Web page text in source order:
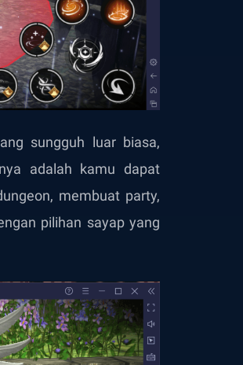
sungguh luar biasa,
adalah kamu dapat
membuat party,
pilihan sayap yang